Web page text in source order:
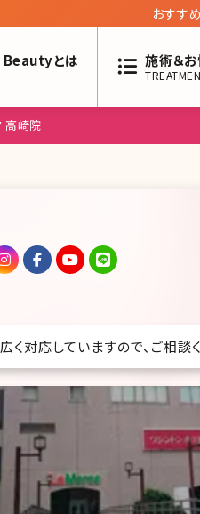
おすす
とは 施術＆
高崎院
対応していますので、ご相談